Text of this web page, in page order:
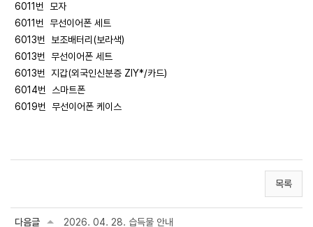
6011번 모자
6011번 무선이어폰 세트
6013번 보조배터리(보라색)
6013번 무선이어폰 세트
6013번 지갑(외국인신분증 ZIY*/카드)
6014번 스마트폰
6019번 무선이어폰 케이스
목록
다음글 2026. 04. 28. 습득물 안내